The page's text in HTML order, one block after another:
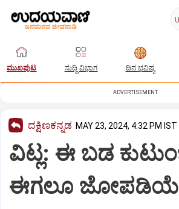
ಮುಖಪುಟ ಸುದ್ದಿ ವಿಭಾಗ ದಿನ ಭವಿಷ್ಯ
ADVERTISEMENT
ದಕ್ಷಿಣಕನ್ನಡ MAY 23, 2024, 4:32 PM IST
ವಿಟ್ಲ: ಈ ಬಡ
ಈಗಲೂ